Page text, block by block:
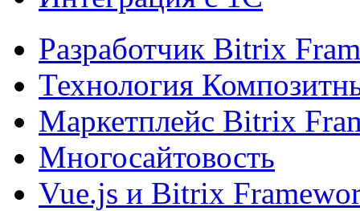
Разработчик Bitrix
Технология
Маркетплейс Bitrix
Многосайтовость
Vue.js и Bitrix